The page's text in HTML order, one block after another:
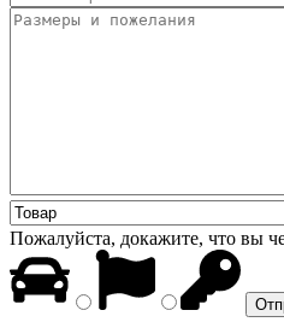
Пожалуйста, докажите, что вы